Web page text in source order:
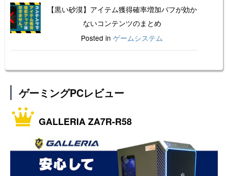
【黒い砂漠】アイテム獲得確率増加バフが効か
ないコンテンツのまとめ
Posted in ゲームシステム
ゲーミングPCレビュー
GALLERIA ZA7R-R58